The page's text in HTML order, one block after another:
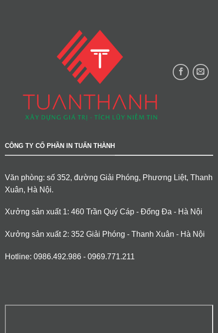
CÔNG TY CỔ PHẦN IN TUẤN THÀNH
Văn phòng: số 352, đường Giải Phóng, Phương Liệt, Thanh
Xuân, Hà Nội.
Xưởng sản xuất 1: 460 Trần Quý Cáp - Đống Đa - Hà Nội
Xưởng sản xuất 2: 352 Giải Phóng - Thanh Xuân - Hà Nội
Hotline: 0986.492.986 - 0969.771.211